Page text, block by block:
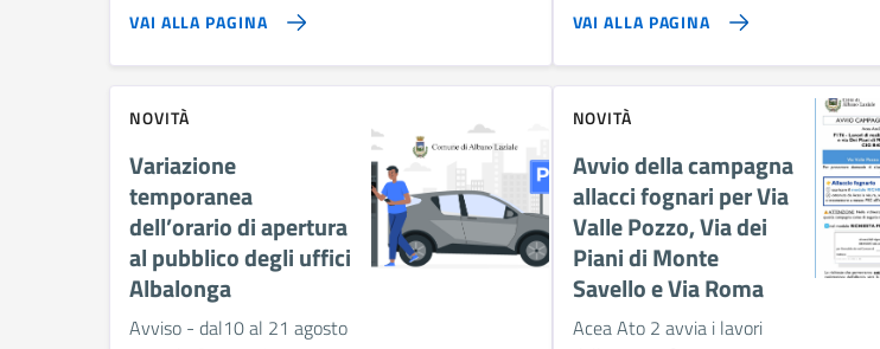
VAI ALLA PAGINA VAI ALLA PAGINA
NOVITÀ
Variazione
temporanea
dell’orario di apertura
al pubblico degli uffici
Albalonga
Avviso - dal10 al 21 agosto
NOVITÀ
Avvio della campagna
allacci fognari per Via
Valle Pozzo, Via dei
Piani di Monte
Savello e Via Roma
Acea Ato 2 avvia i lavori